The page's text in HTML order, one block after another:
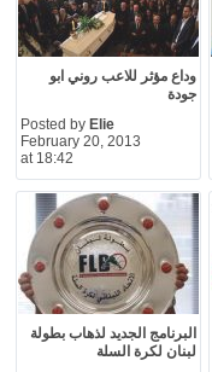
وداع مؤثر للاعب روني ابو
جودة
Posted by Elie
February 20, 2013
at 18:42
البرنامج الجديد لذهاب بطولة
لبنان لكرة السلة